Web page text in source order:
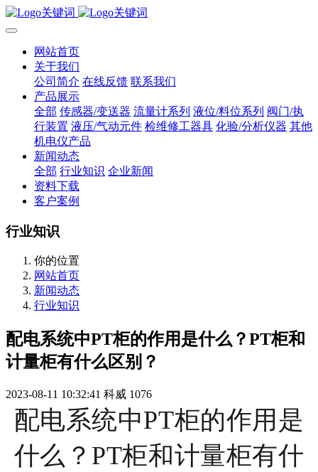
网站首页
关于我们
公司简介 在线反馈 联系我们
产品展示
全部 传感器/变送器 流量计系列 液位/料位系列 阀门/执
行装置 液压/气动元件 检维修工器具 化验/分析仪器 其他
机电仪产品
新闻动态
全部 行业知识 企业新闻
资料下载
客户案例
行业知识
你的位置
网站首页
新闻动态
行业知识
配电系统中PT柜的作用是什么？PT柜和
计量柜有什么区别？
2023-08-11 10:32:41 科威 1076
配电系统中PT柜的作用是
什么？PT柜和计量柜有什